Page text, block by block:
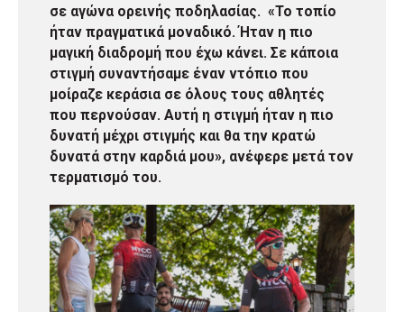
σε αγώνα ορεινής ποδηλασίας. «Το τοπίο
ήταν πραγματικά μοναδικό. Ήταν η πιο
μαγική διαδρομή που έχω κάνει. Σε κάποια
στιγμή συναντήσαμε έναν ντόπιο που
μοίραζε κεράσια σε όλους τους αθλητές
που περνούσαν. Αυτή η στιγμή ήταν η πιο
δυνατή μέχρι στιγμής και θα την κρατώ
δυνατά στην καρδιά μου», ανέφερε μετά τον
τερματισμό του.